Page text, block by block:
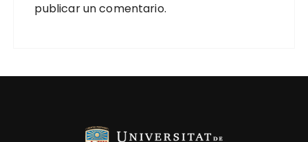
publicar un comentario.